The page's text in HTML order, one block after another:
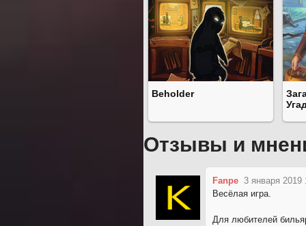
Beholder
Отзывы и
Fanpe 3 января 2019
Весёлая игра.
Для любителей